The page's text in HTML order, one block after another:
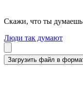
Скажи, что ты думаешь
Люди так думают